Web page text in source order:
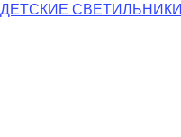
ДЕТСКИЕ СВЕТИЛЬНИКИ